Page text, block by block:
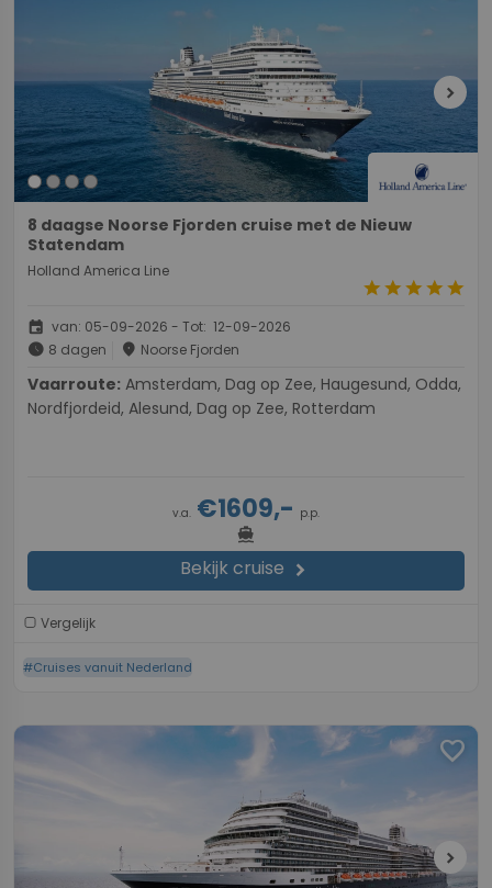
chevron_right
8 daagse Noorse Fjorden cruise met de Nieuw
Statendam
Holland America Line
starstarstarstarstar
event van: 05-09-2026 - Tot: 12-09-2026
schedule 8 dagen place Noorse Fjorden
Vaarroute:
Nordfjordeid, Alesund, Dag op Zee, Rotterdam
v.a. €1609,- p.p.
directions_boat
Bekijk cruise chevron_right
Vergelijk
#Cruises vanuit Nederland
favorite
chevron_right